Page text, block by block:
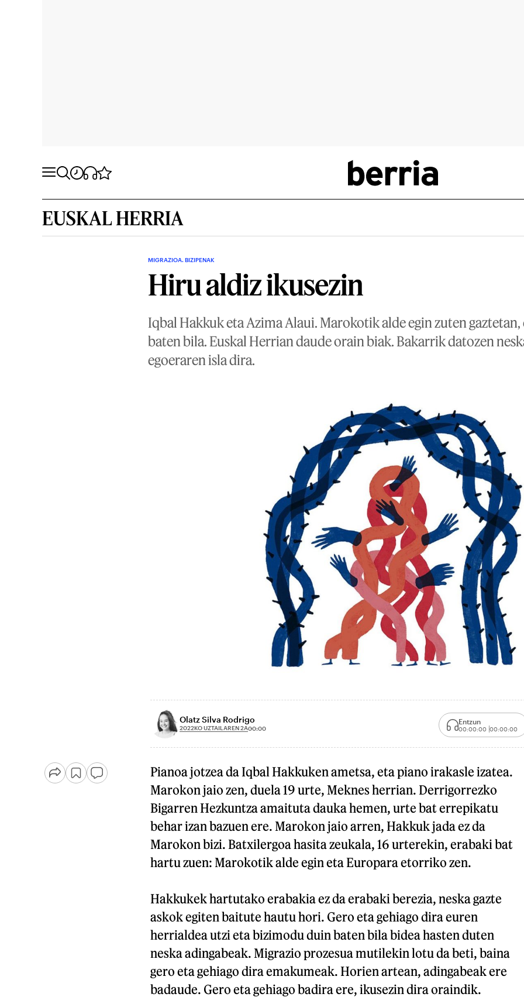
EUSKAL HERRIA
MIGRAZIOA. BIZIPENAK
Hiru aldiz ikusezin
Iqbal Hakkuk eta Azima Alaui. Marokotik alde egin zuten
baten bila. Euskal Herrian daude orain biak. Bakarrik datozen
egoeraren isla dira.
Olatz Silva Rodrigo
2022KO UZTAILAREN 2A00:00
Entzun
00:00:00 00:00:00
Pianoa jotzea da Iqbal Hakkuken ametsa, eta piano irakasle izatea.
Marokon jaio zen, duela 19 urte, Meknes herrian. Derrigorrezko
Bigarren Hezkuntza amaituta dauka hemen, urte bat errepikatu
behar izan bazuen ere. Marokon jaio arren, Hakkuk jada ez da
Marokon bizi. Batxilergoa hasita zeukala, 16 urterekin, erabaki bat
hartu zuen: Marokotik alde egin eta Europara etorriko zen.
Hakkukek hartutako erabakia ez da erabaki berezia, neska gazte
askok egiten baitute hautu hori. Gero eta gehiago dira euren
herrialdea utzi eta bizimodu duin baten bila bidea hasten duten
neska adingabeak. Migrazio prozesua mutilekin lotu da beti, baina
gero eta gehiago dira emakumeak. Horien artean, adingabeak ere
badaude. Gero eta gehiago badira ere, ikusezin dira oraindik.